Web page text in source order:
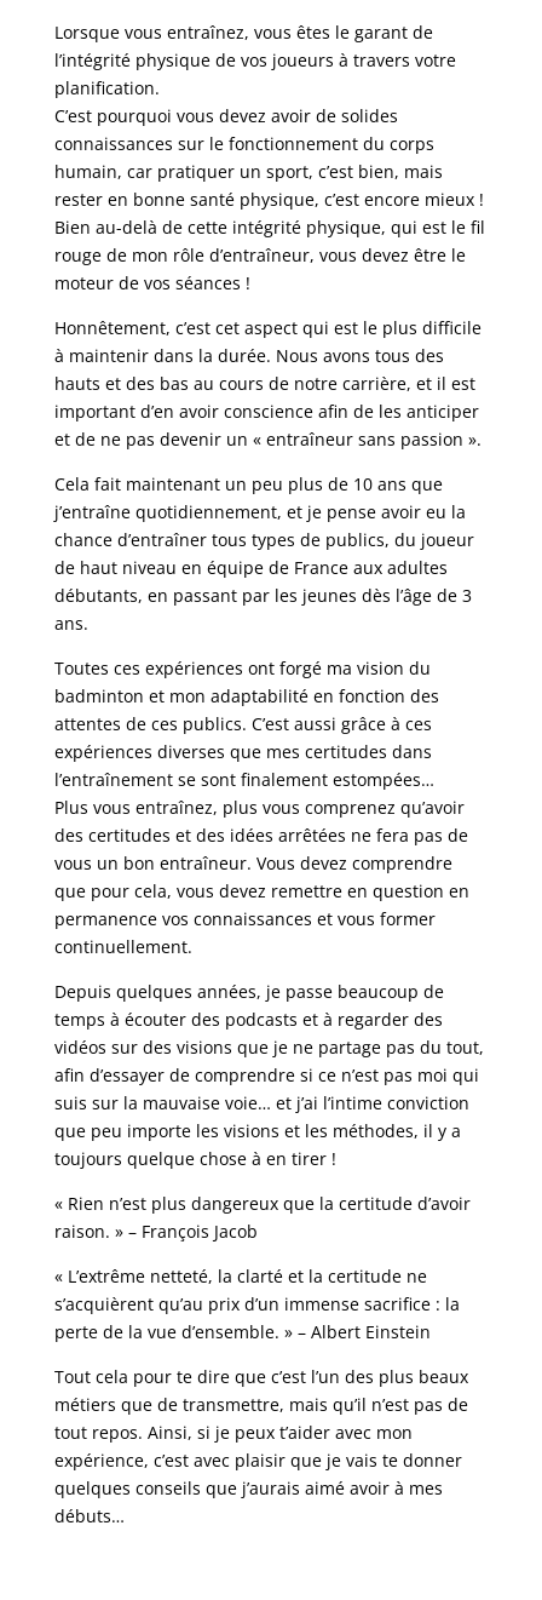
Lorsque vous entraînez, vous êtes le garant de
l’intégrité physique de vos joueurs à travers votre
planification.
C’est pourquoi vous devez avoir de solides
connaissances sur le fonctionnement du corps
humain, car pratiquer un sport, c’est bien, mais
rester en bonne santé physique, c’est encore mieux !
Bien au-delà de cette intégrité physique, qui est le fil
rouge de mon rôle d’entraîneur, vous devez être le
moteur de vos séances !
Honnêtement, c’est cet aspect qui est le plus difficile
à maintenir dans la durée. Nous avons tous des
hauts et des bas au cours de notre carrière, et il est
important d’en avoir conscience afin de les anticiper
et de ne pas devenir un « entraîneur sans passion ».
Cela fait maintenant un peu plus de 10 ans que
j’entraîne quotidiennement, et je pense avoir eu la
chance d’entraîner tous types de publics, du joueur
de haut niveau en équipe de France aux adultes
débutants, en passant par les jeunes dès l’âge de 3
ans.
Toutes ces expériences ont forgé ma vision du
badminton et mon adaptabilité en fonction des
attentes de ces publics. C’est aussi grâce à ces
expériences diverses que mes certitudes dans
l’entraînement se sont finalement estompées…
Plus vous entraînez, plus vous comprenez qu’avoir
des certitudes et des idées arrêtées ne fera pas de
vous un bon entraîneur. Vous devez comprendre
que pour cela, vous devez remettre en question en
permanence vos connaissances et vous former
continuellement.
Depuis quelques années, je passe beaucoup de
temps à écouter des podcasts et à regarder des
vidéos sur des visions que je ne partage pas du tout,
afin d’essayer de comprendre si ce n’est pas moi qui
suis sur la mauvaise voie… et j’ai l’intime conviction
que peu importe les visions et les méthodes, il y a
toujours quelque chose à en tirer !
« Rien n’est plus dangereux que la certitude d’avoir
raison. » – François Jacob
« L’extrême netteté, la clarté et la certitude ne
s’acquièrent qu’au prix d’un immense sacrifice : la
perte de la vue d’ensemble. » – Albert Einstein
Tout cela pour te dire que c’est l’un des plus beaux
métiers que de transmettre, mais qu’il n’est pas de
tout repos. Ainsi, si je peux t’aider avec mon
expérience, c’est avec plaisir que je vais te donner
quelques conseils que j’aurais aimé avoir à mes
débuts…